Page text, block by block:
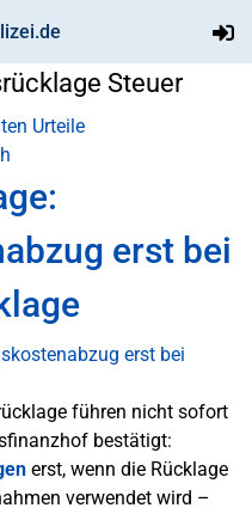
Steuer
Urteile
erst bei
führen nicht sofort
bestätigt:
erst, wenn die Rücklage
verwendet wird –